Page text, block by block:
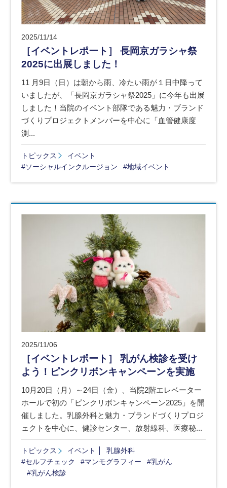
2025/11/14
［イベントレポート］ 長岡京ガラシャ祭
2025に出展しました！
11 月9日（日）は朝から雨、冷たい雨が１日中降って
いましたが、「長岡京ガラシャ祭2025」に今年も出展
しました！当院のイベント部隊である魅力・ブランド
づくりプロジェクトメンバーを中心に「血管健康度
測...
トピックス
イベント
#ソーシャルインクルージョン
#地域イベント
2025/11/06
［イベントレポート］ 乳がん検診を受け
よう！ピンクリボンキャンペーンを実施
10月20日（月）～24日（金）、当院2階エレベーター
ホールで初の「ピンクリボンキャンペーン2025」を開
催しました。乳腺外科と魅力・ブランドづくりプロジ
ェクトを中心に、健診センター、放射線科、医療秘...
トピックス イベント
乳腺外科
#セルフチェック
#マンモグラフィー
#乳がん
#乳がん検診